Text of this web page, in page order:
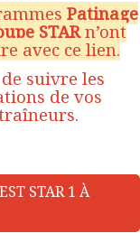
Patinage
STARn’ont
avec ce lien.
suivre les
de vos
1 À